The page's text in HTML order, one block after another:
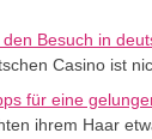
Besuch in
Casino ist
für eine
ihrem Haar